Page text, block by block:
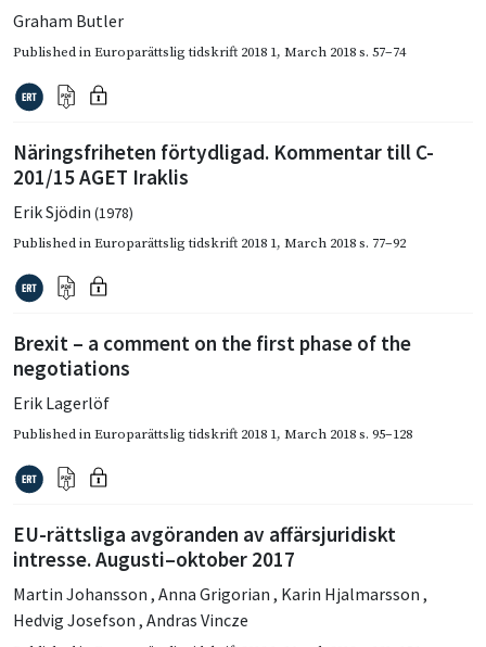
Graham Butler
Published inEuroparättslig tidskrift 2018 1, March 2018s. 57–74
Näringsfriheten förtydligad. Kommentar till C-
201/15 AGET Iraklis
Erik Sjödin (1978)
Published inEuroparättslig tidskrift 2018 1, March 2018s. 77–92
Brexit – a comment on the first phase of the
negotiations
Erik Lagerlöf
Published inEuroparättslig tidskrift 2018 1, March 2018s. 95–128
EU-rättsliga avgöranden av affärsjuridiskt
intresse. Augusti–oktober 2017
Martin Johansson , Anna Grigorian , Karin Hjalmarsson ,
Hedvig Josefson , Andras Vincze